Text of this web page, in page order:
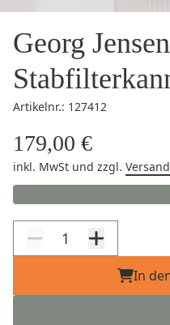
Georg Jensen
Artikelnr.: 127412
179,00 €
inkl. MwSt und zzgl. Versand
In